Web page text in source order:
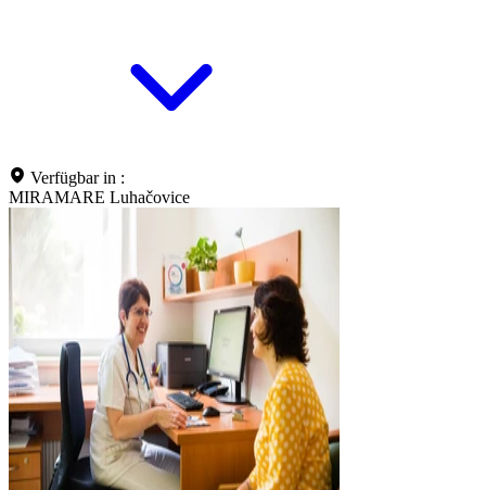
Verfügbar in :
MIRAMARE Luhačovice